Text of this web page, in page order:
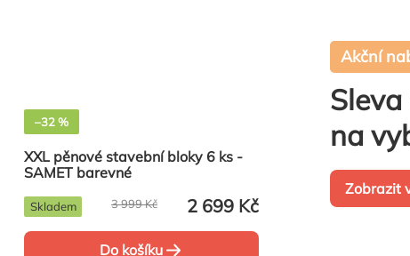
–32 %
XXL pěnové stavební bloky 6 ks -
SAMET barevné
2 699 Kč
3 999 Kč
Skladem
Do košíku
Akční
na
Zobrazit